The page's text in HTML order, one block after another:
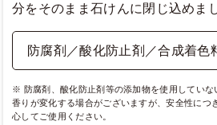
分をそのまま石けんに閉じ込めま
防腐剤／酸化防止剤／合成着色
※ 防腐剤、酸化防止剤等の添加物を使用してい
香りが変化する場合がございますが、安全性につ
心してご使用ください。